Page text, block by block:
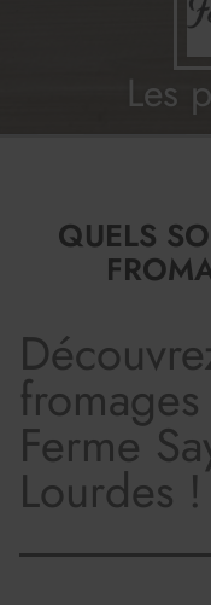
Les
QUELS
Ferme
Lourdes !